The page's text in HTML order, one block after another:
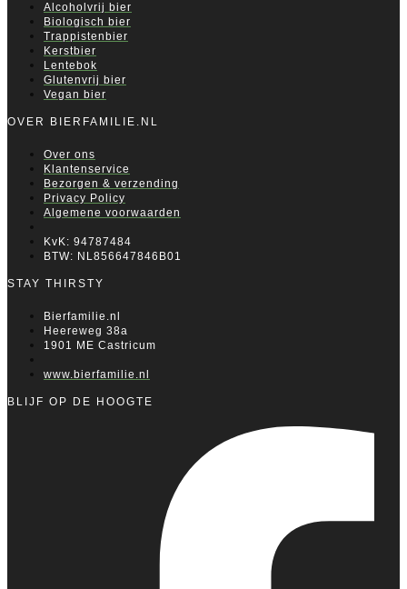
Alcoholvrij bier
Biologisch bier
Trappistenbier
Kerstbier
Lentebok
Glutenvrij bier
Vegan bier
OVER BIERFAMILIE.NL
Over ons
Klantenservice
Bezorgen & verzending
Privacy Policy
Algemene voorwaarden
KvK: 94787484
BTW: NL856647846B01
STAY THIRSTY
Bierfamilie.nl
Heereweg 38a
1901 ME Castricum
www.bierfamilie.nl
BLIJF OP DE HOOGTE